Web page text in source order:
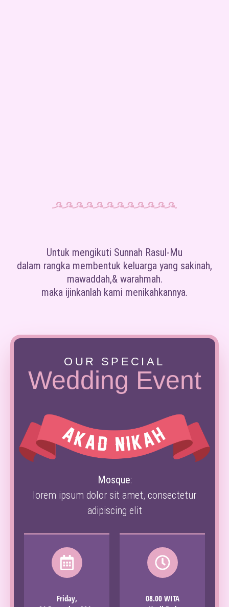
Untuk mengikuti Sunnah Rasul-Mu
dalam rangka membentuk keluarga yang sakinah,
mawaddah,& warahmah.
maka ijinkanlah kami menikahkannya.
OUR SPECIAL
Wedding Event
Mosque:
lorem ipsum dolor sit amet, consectetur
adipiscing elit
Friday,
08.00 WITA